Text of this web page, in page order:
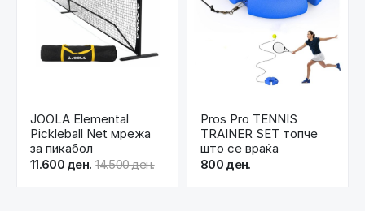
JOOLA Elemental
Pickleball Net мрежа
за пикабол
11.600 ден. 14.500 ден.
Pros Pro TENNIS
TRAINER SET топче
што се враќа
800 ден.